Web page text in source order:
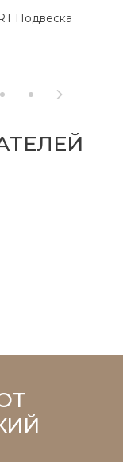
Подвеска
